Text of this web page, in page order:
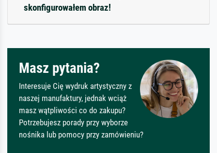
skonfigurowałem obraz!
Masz pytania?
Interesuje Cię wydruk artystyczny z
naszej manufaktury, jednak wciąż
masz wątpliwości co do zakupu?
Potrzebujesz porady przy wyborze
nośnika lub pomocy przy zamówieniu?